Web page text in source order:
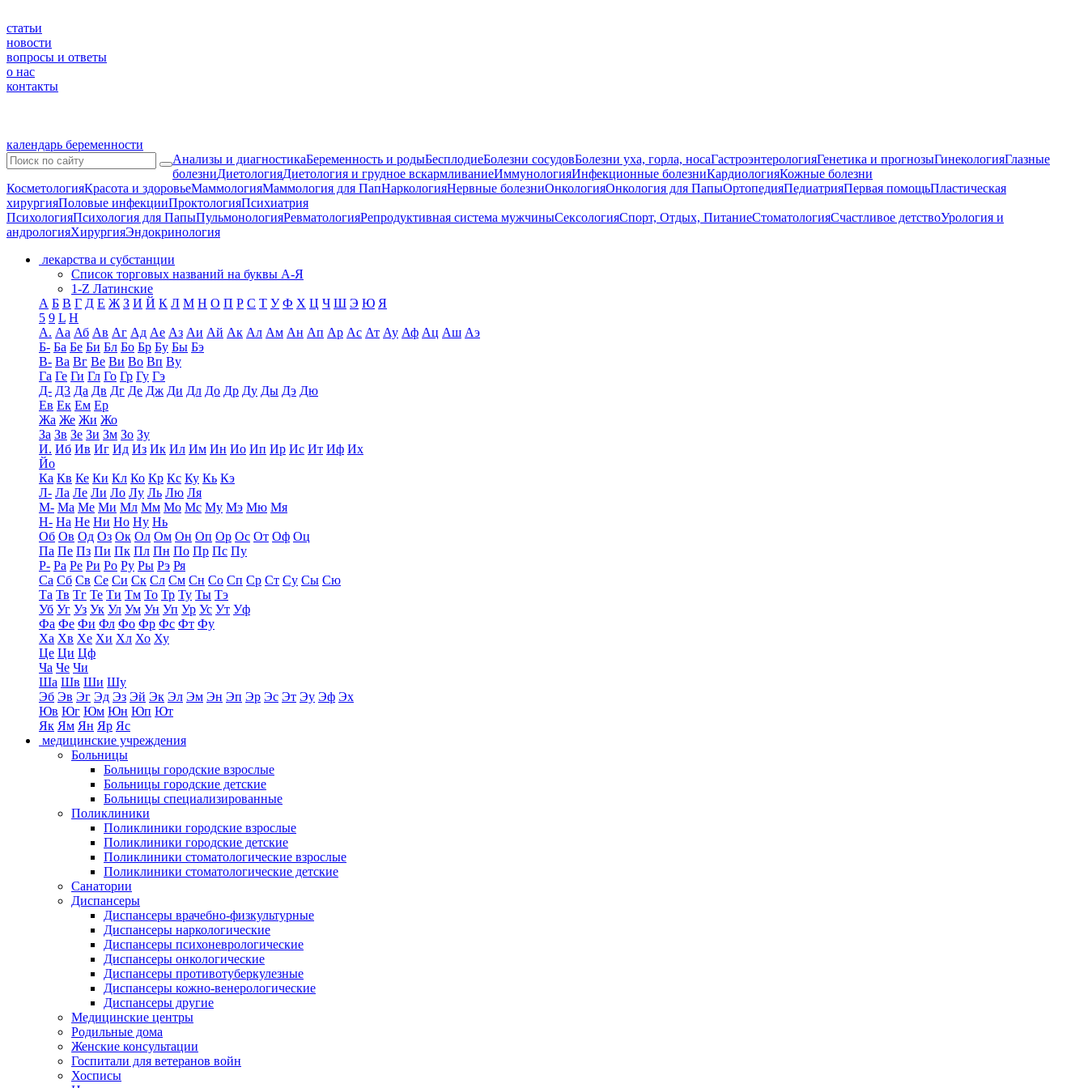
статьи
новости
вопросы и ответы
о нас
контакты
календарь беременности
Анализы и диагностикаБеременность и родыБесплодиеБолезни сосудовБолезни уха, горла, носаГастроэнтерологияГенетика и прогнозыГинекологияГлазные
болезниДиетологияДиетология и грудное вскармливаниеИммунологияИнфекционные болезниКардиологияКожные болезни
КосметологияКрасота и здоровьеМаммологияМаммология для ПапНаркологияНервные болезниОнкологияОнкология для ПапыОртопедияПедиатрияПервая помощьПластическая
хирургияПоловые инфекцииПроктологияПсихиатрия
ПсихологияПсихология для ПапыПульмонологияРевматологияРепродуктивная система мужчиныСексологияСпорт, Отдых, ПитаниеСтоматологияСчастливое детствоУрология и
андрологияХирургияЭндокринология
лекарства и субстанции
Список торговых названий на буквы А-Я
1-Z Латинские
А Б В Г Д Е Ж З И Й К Л М Н О П Р С Т У Ф Х Ц Ч Ш Э Ю Я
5 9 L H
А. Аа Аб Ав Аг Ад Ае Аз Аи Ай Ак Ал Ам Ан Ап Ар Ас Ат Ау Аф Ац Аш Аэ
Б- Ба Бе Би Бл Бо Бр Бу Бы Бэ
В- Ва Вг Ве Ви Во Вп Ву
Га Ге Ги Гл Го Гр Гу Гэ
Д- Д3 Да Дв Дг Де Дж Ди Дл До Др Ду Ды Дэ Дю
Ев Ек Ем Ер
Жа Же Жи Жо
За Зв Зе Зи Зм Зо Зу
И. Иб Ив Иг Ид Из Ик Ил Им Ин Ио Ип Ир Ис Ит Иф Их
Йо
Ка Кв Ке Ки Кл Ко Кр Кс Ку Кь Кэ
Л- Ла Ле Ли Ло Лу Ль Лю Ля
М- Ма Ме Ми Мл Мм Мо Мс Му Мэ Мю Мя
Н- На Не Ни Но Ну Нь
Об Ов Од Оз Ок Ол Ом Он Оп Ор Ос От Оф Оц
Па Пе Пз Пи Пк Пл Пн По Пр Пс Пу
Р- Ра Ре Ри Ро Ру Ры Рэ Ря
Са Сб Св Се Си Ск Сл См Сн Со Сп Ср Ст Су Сы Сю
Та Тв Тг Те Ти Тм То Тр Ту Ты Тэ
Уб Уг Уз Ук Ул Ум Ун Уп Ур Ус Ут Уф
Фа Фе Фи Фл Фо Фр Фс Фт Фу
Ха Хв Хе Хи Хл Хо Ху
Це Ци Цф
Ча Че Чи
Ша Шв Ши Шу
Эб Эв Эг Эд Эз Эй Эк Эл Эм Эн Эп Эр Эс Эт Эу Эф Эх
Юв Юг Юм Юн Юп Ют
Як Ям Ян Яр Яс
медицинские учреждения
Больницы
Больницы городские взрослые
Больницы городские детские
Больницы специализированные
Поликлиники
Поликлиники городские взрослые
Поликлиники городские детские
Поликлиники стоматологические взрослые
Поликлиники стоматологические детские
Санатории
Диспансеры
Диспансеры врачебно-физкультурные
Диспансеры наркологические
Диспансеры психоневрологические
Диспансеры онкологические
Диспансеры противотуберкулезные
Диспансеры кожно-венерологические
Диспансеры другие
Медицинские центры
Родильные дома
Женские консультации
Госпитали для ветеранов войн
Хосписы